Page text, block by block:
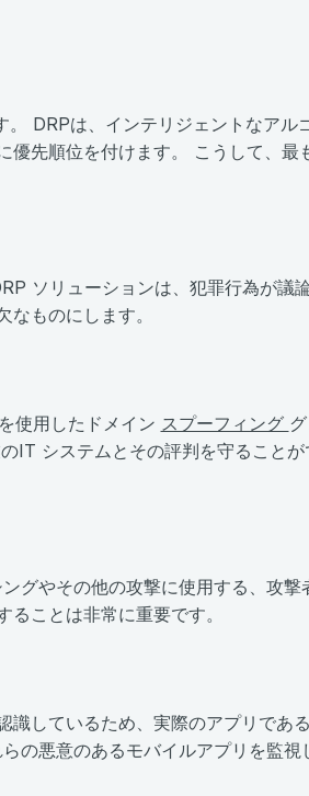
DRPは、インテリジェントなアル
先順位を付けます。 こうして、最
ソリューションは、犯罪行為が議
ものにします。
使用したドメイン スプーフィング
IT システムとその評判を守ることが
グやその他の攻撃に使用する、攻撃
ことは非常に重要です。
しているため、実際のアプリであ
の悪意のあるモバイルアプリを監視